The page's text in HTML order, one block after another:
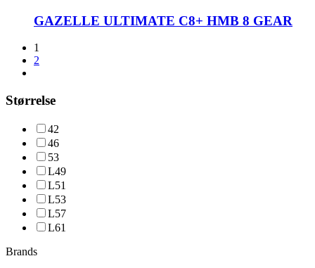
flere
varianter.
Mulighederne
kan
vælges
GAZELLE ULTIMATE C8+ HMB 8 GEAR
1
2
Størrelse
42
46
53
L49
L51
L53
L57
L61
Brands